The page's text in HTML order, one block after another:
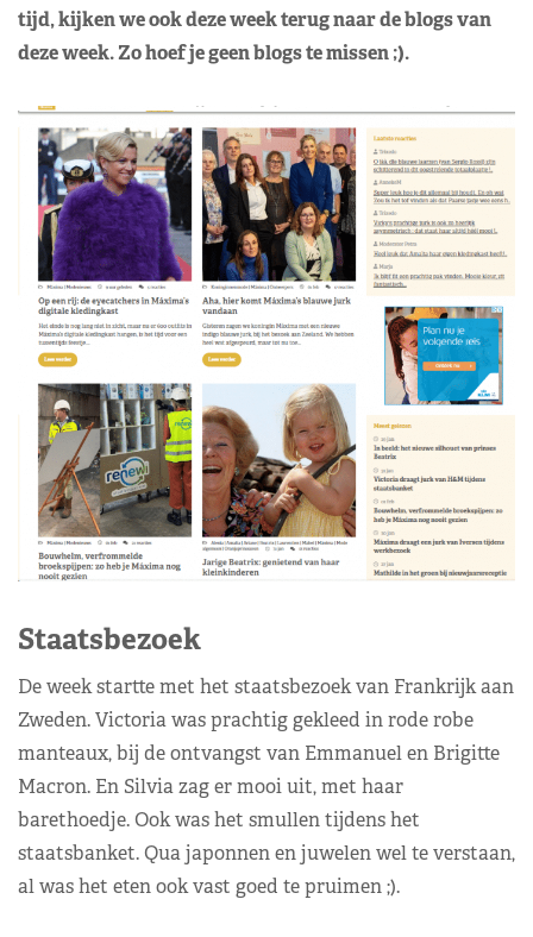
tijd, kijken we ook deze week terug naar de blogs van
deze week. Zo hoef je geen blogs te missen ;).
Staatsbezoek
De week startte met het staatsbezoek van Frankrijk aan
Zweden. Victoria was prachtig gekleed in rode robe
manteaux, bij de ontvangst van Emmanuel en Brigitte
Macron. En Silvia zag er mooi uit, met haar
barethoedje. Ook was het smullen tijdens het
staatsbanket. Qua japonnen en juwelen wel te verstaan,
al was het eten ook vast goed te pruimen ;).